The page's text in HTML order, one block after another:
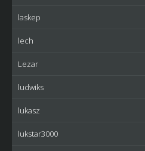
laskep
lech
Lezar
ludwiks
lukasz
lukstar3000